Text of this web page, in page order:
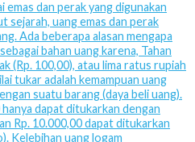
emas dan perak yang digunakan
sejarah, uang emas dan perak
Ada beberapa alasan mengapa
bahan uang karena, Tahan
(Rp. 100,00), atau lima ratus rupiah
tukar adalah kemampuan uang
suatu barang (daya beli uang).
dapat ditukarkan dengan
Rp. 10.000,00 dapat ditukarkan
Kelebihan uang logam